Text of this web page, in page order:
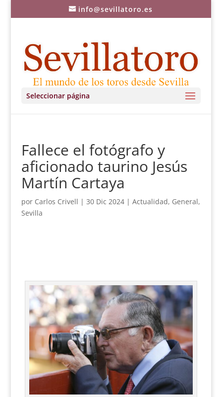
info@sevillatoro.es
Seleccionar página
Fallece el fotógrafo y
aficionado taurino Jesús
Martín Cartaya
por Carlos Crivell | 30 Dic 2024| Actualidad, General,
Sevilla